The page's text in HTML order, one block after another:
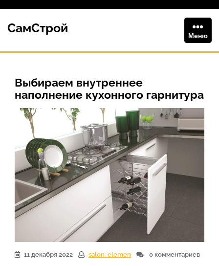
содержимому
СамСтрой
Меню
Выбираем внутреннее
наполнение кухонного гарнитура
11 декабря 2022 salon_elemen 0 комментариев